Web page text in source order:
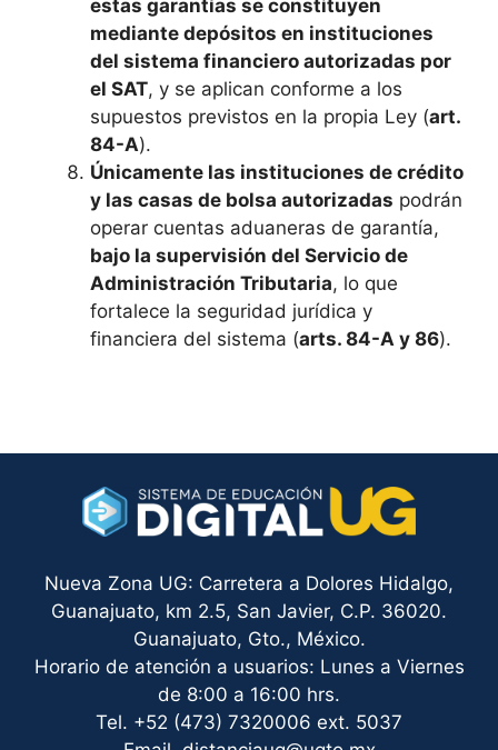
estas garantías se constituyen
mediante depósitos en instituciones
del sistema financiero autorizadas por
el SAT, y se aplican conforme a los
supuestos previstos en la propia Ley (art.
84-A).
Únicamente las instituciones de crédito
y las casas de bolsa autorizadas podrán
operar cuentas aduaneras de garantía,
bajo la supervisión del Servicio de
Administración Tributaria, lo que
fortalece la seguridad jurídica y
financiera del sistema (arts. 84-A y 86).
Nueva Zona UG: Carretera a Dolores Hidalgo,
Guanajuato, km 2.5, San Javier, C.P. 36020.
Guanajuato, Gto., México.
Horario de atención a usuarios: Lunes a Viernes
de 8:00 a 16:00 hrs.
Tel. +52 (473) 7320006 ext. 5037